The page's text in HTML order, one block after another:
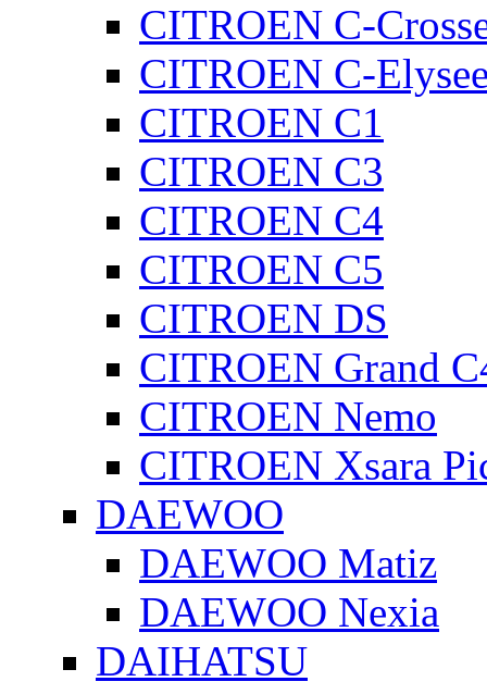
CITROEN C-
CITROEN C-
CITROEN C1
CITROEN C3
CITROEN C4
CITROEN C5
CITROEN DS
CITROEN Grand
CITROEN Nemo
CITROEN Xsara
DAEWOO
DAEWOO Matiz
DAEWOO Nexia
DAIHATSU